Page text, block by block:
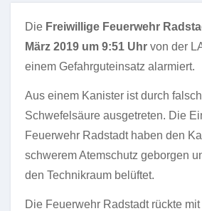
Die Freiwillige Feuerwehr
März 2019 um 9:51 Uhr von der
einem Gefahrguteinsatz alarmiert.
Aus einem Kanister ist durch
Schwefelsäure ausgetreten. Die
Feuerwehr Radstadt haben den
schwerem Atemschutz geborgen
den Technikraum belüftet.
Die Feuerwehr Radstadt rückte